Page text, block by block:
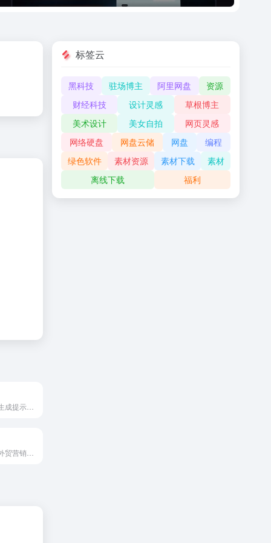
标签云
黑科技 驻场博主 阿里网盘
资源
财经科技
设计灵感
草根博主
美术设计
美女自拍
网页灵感
网络硬盘
网盘云储 网盘
编程
绿色软件
素材资源 素材下载
素材
离线下载
福利